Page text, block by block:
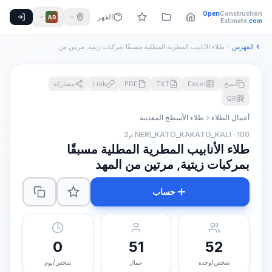
OpenConstruction
Estimate.com الفهرس AR
الفهرس طلاء الأنابيب المطرية المطلية مسبقًا بمركبات زيتية, مرتين من...
نسخ Excel
TXT
PDF
Link
مشاركة
QR
أعمال الطلاء
طلاء الأسطح المعدنية
NERI_KATO_KAKATO_KALI · 100 م2
طلاء الأنابيب المطرية المطلية مسبقًا
بمركبات زيتية, مرتين من المهد
حساب
52
شخص/وحدة
51
عمال
0
شخص/يوم